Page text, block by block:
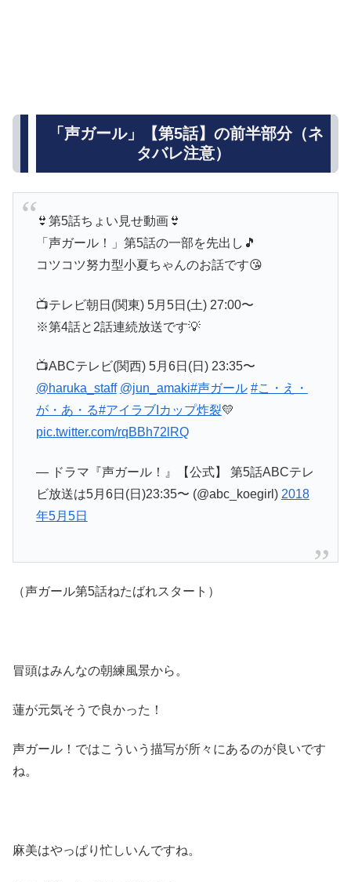
「声ガール」【第5話】の前半部分（ネ
タバレ注意）
👙第5話ちょい見せ動画👙
「声ガール！」第5話の一部を先出し🎵
コツコツ努力型小夏ちゃんのお話です😘
📺テレビ朝日(関東) 5月5日(土) 27:00〜
※第4話と2話連続放送です💡
📺ABCテレビ(関西) 5月6日(日) 23:35〜
@haruka_staff @jun_amaki#声ガール #こ・え・
が・あ・る#アイラブIカップ炸裂💛
pic.twitter.com/rqBBh72lRQ
— ドラマ『声ガール！』【公式】 第5話ABCテレ
ビ放送は5月6日(日)23:35〜 (@abc_koegirl) 2018
年5月5日
（声ガール第5話ねたばれスタート）
冒頭はみんなの朝練風景から。
蓮が元気そうで良かった！
声ガール！ではこういう描写が所々にあるのが良いです
ね。
麻美はやっぱり忙しいんですね。